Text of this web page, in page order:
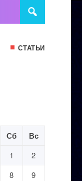
СТАТЬИ
Сб Вс
1
2
8
9